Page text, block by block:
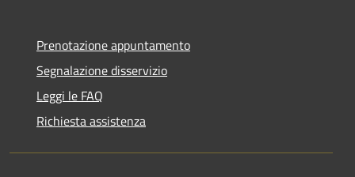
Prenotazione appuntamento
Segnalazione disservizio
Leggi le FAQ
Richiesta assistenza